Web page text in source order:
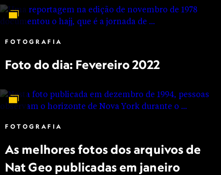
FOTOGRAFIA
Foto do dia: Fevereiro 2022
FOTOGRAFIA
As melhores fotos dos arquivos de
Nat Geo publicadas em janeiro